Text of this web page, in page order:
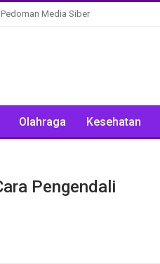
Pedoman Media Siber
Olahraga Kesehatan
Pengendali